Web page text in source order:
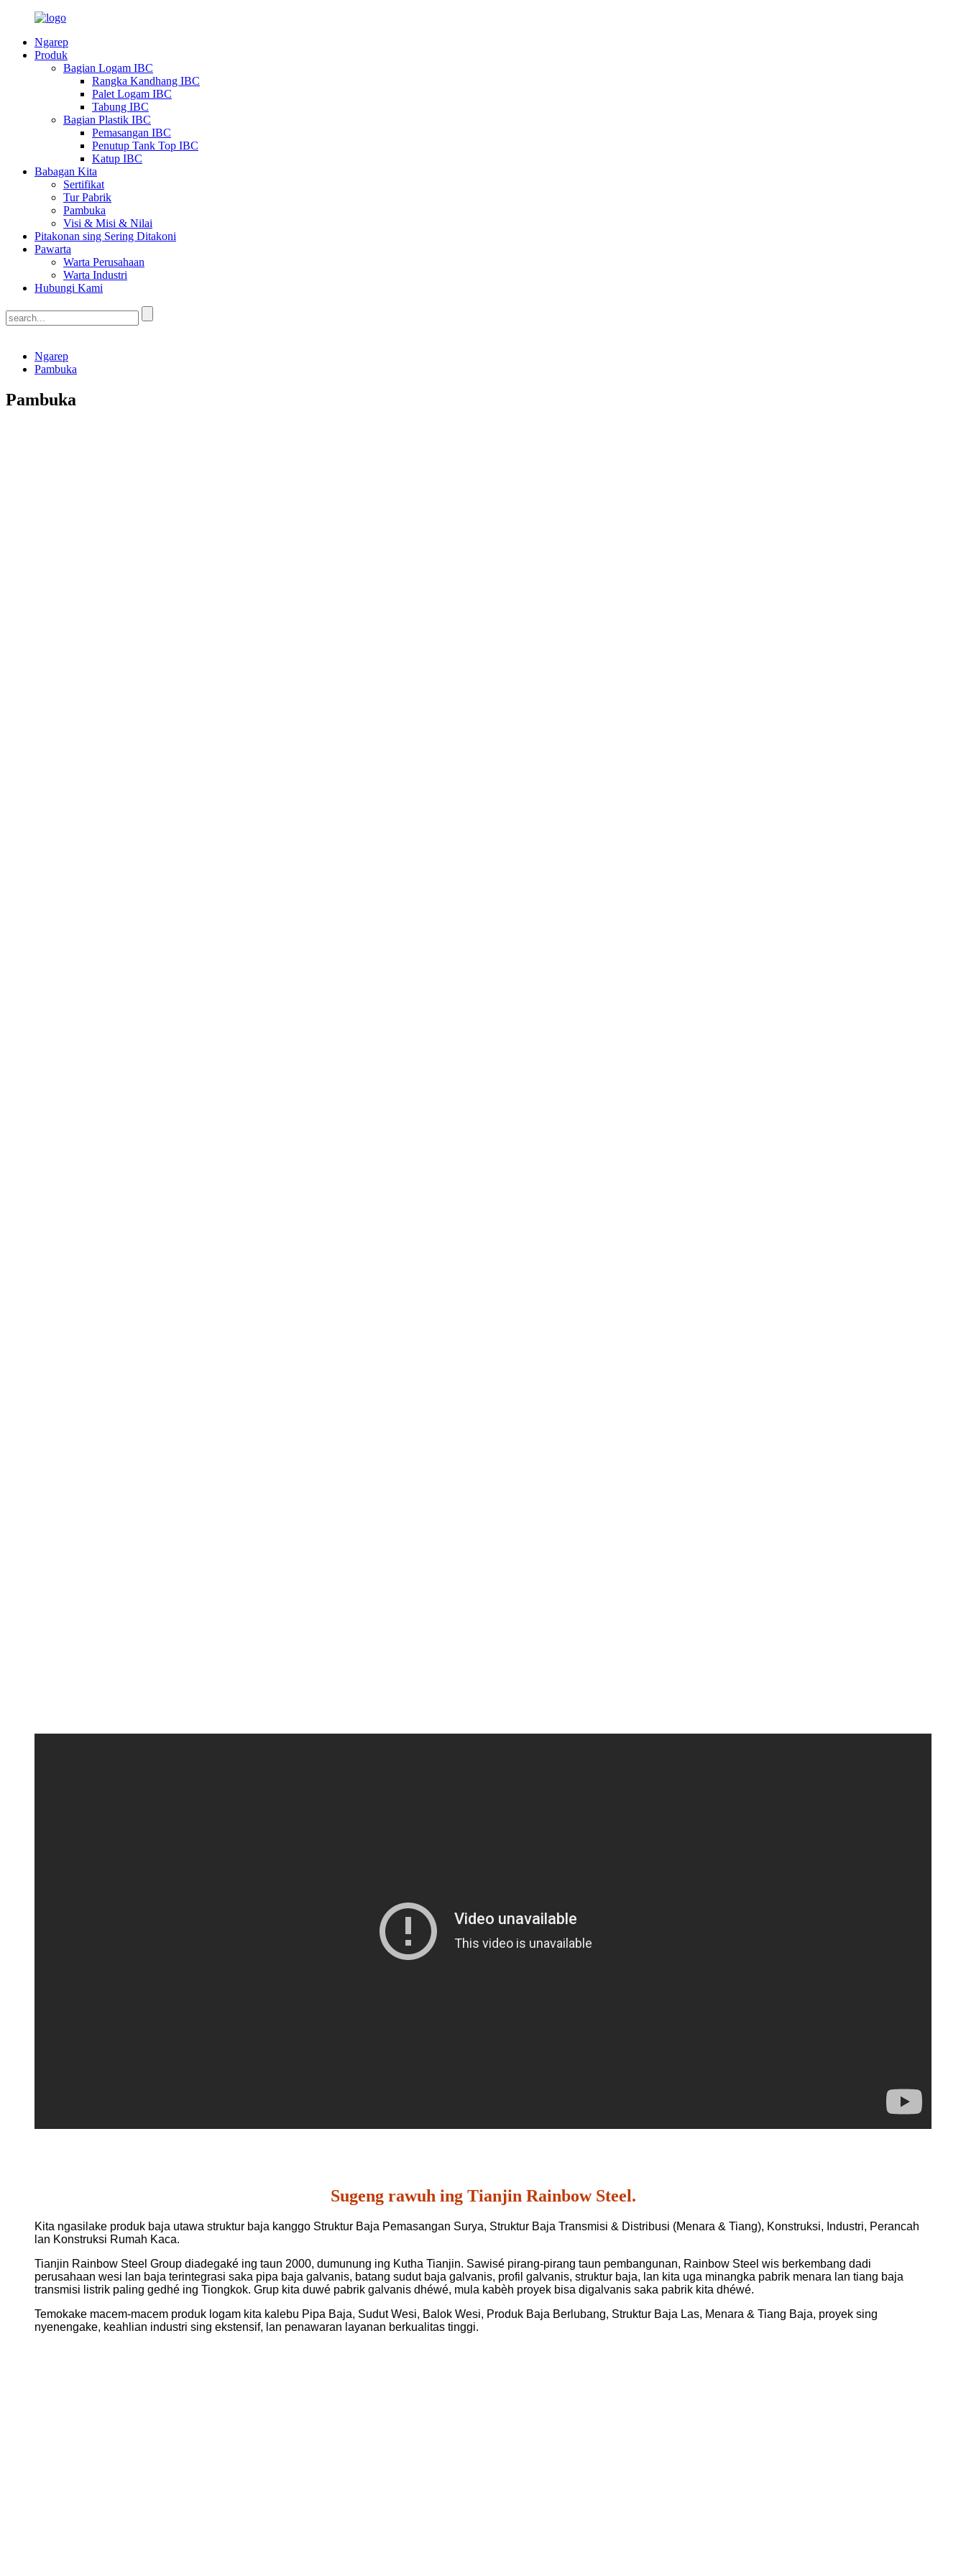
Ngarep
Produk
Bagian Logam IBC
Rangka Kandhang IBC
Palet Logam IBC
Tabung IBC
Bagian Plastik IBC
Pemasangan IBC
Penutup Tank Top IBC
Katup IBC
Babagan Kita
Sertifikat
Tur Pabrik
Pambuka
Visi & Misi & Nilai
Pitakonan sing Sering Ditakoni
Pawarta
Warta Perusahaan
Warta Industri
Hubungi Kami
Ngarep
Pambuka
Pambuka
Sugeng rawuh ing Tianjin Rainbow Steel.
Kita ngasilake produk baja utawa struktur baja kanggo Struktur Baja Pemasangan Surya, Struktur Baja Transmisi & Distribusi (Menara & Tiang), Konstruksi, Industri, Perancah
lan Konstruksi Rumah Kaca.
Tianjin Rainbow Steel Group diadegaké ing taun 2000, dumunung ing Kutha Tianjin. Sawisé pirang-pirang taun pembangunan, Rainbow Steel wis berkembang dadi
perusahaan wesi lan baja terintegrasi saka pipa baja galvanis, batang sudut baja galvanis, profil galvanis, struktur baja, lan kita uga minangka pabrik menara lan tiang baja
transmisi listrik paling gedhé ing Tiongkok. Grup kita duwé pabrik galvanis dhéwé, mula kabèh proyek bisa digalvanis saka pabrik kita dhéwé.
Temokake macem-macem produk logam kita kalebu Pipa Baja, Sudut Wesi, Balok Wesi, Produk Baja Berlubang, Struktur Baja Las, Menara & Tiang Baja, proyek sing
nyenengake, keahlian industri sing ekstensif, lan penawaran layanan berkualitas tinggi.